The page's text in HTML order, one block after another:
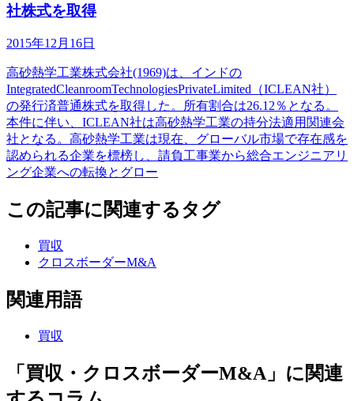
社株式を取得
2015年12月16日
高砂熱学工業株式会社(1969)は、インドの
IntegratedCleanroomTechnologiesPrivateLimited（ICLEAN社）
の発行済普通株式を取得した。所有割合は26.12％となる。
本件に伴い、ICLEAN社は高砂熱学工業の持分法適用関連会
社となる。高砂熱学工業は現在、グローバル市場で存在感を
認められる企業を標榜し、請負工事業から総合エンジニアリ
ング企業への転換とグロー
この記事に関連するタグ
買収
クロスボーダーM&A
関連用語
買収
「買収・クロスボーダーM&A」に関連